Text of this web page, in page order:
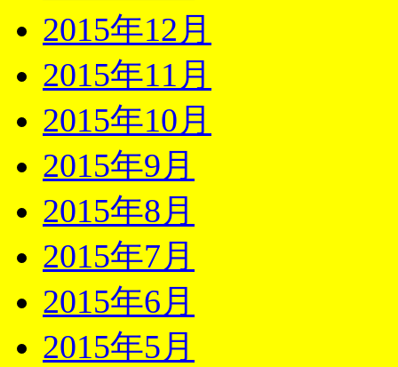
2015年12月
2015年11月
2015年10月
2015年9月
2015年8月
2015年7月
2015年6月
2015年5月